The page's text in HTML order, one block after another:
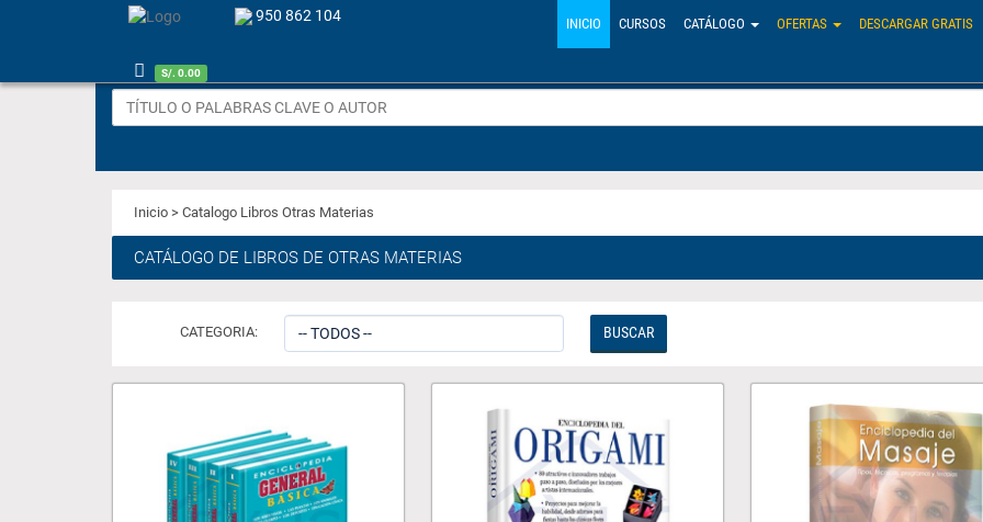
950 862 104
S/. 0.00
INICIO CURSOS CATÁLOGO OFERTAS DESCARGAR GRATIS
Inicio > Catalogo Libros Otras Materias
CATÁLOGO DE LIBROS DE OTRAS MATERIAS
CATEGORIA: